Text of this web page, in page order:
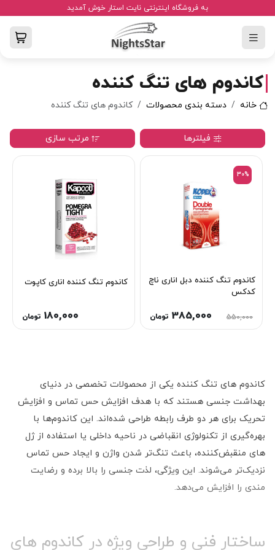
به فروشگاه اینترنتی نایت استار خوش آمدید
کاندوم های تنگ کننده
خانه دسته بندی محصولات کاندوم های تنگ کننده
فیلترها مرتب سازی
30%
کاندوم تنگ کننده دبل اناری ناچ
کدکس
550,000
385,000 تومان
کاندوم تنگ کننده اناری کاپوت
180,000 تومان
کاندوم های تنگ کننده یکی از محصولات تخصصی در دنیای
بهداشت جنسی هستند که با هدف افزایش حس تماس و افزایش
تحریک برای هر دو طرف رابطه طراحی شده‌اند. این کاندوم‌ها با
بهره‌گیری از تکنولوژی انقباضی در ناحیه داخلی یا استفاده از ژل‌
های منقبض‌کننده، باعث تنگ‌تر شدن واژن و ایجاد حس تماس
نزدیک‌تر می‌شوند. این ویژگی، لذت جنسی را بالا برده و رضایت‌
مندی را افزایش می‌دهد.
ساختار فنی و طراحی ویژه در کاندوم های